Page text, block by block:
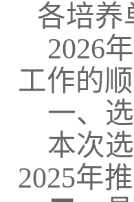
各培养
2026
工作的
一、
本次
2025年